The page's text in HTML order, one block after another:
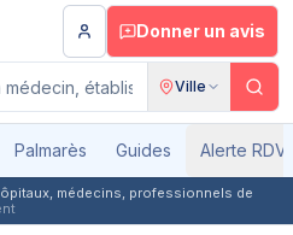
Donner un avis
Ville
Palmarès Guides Alerte RDV
médecins, professionnels de